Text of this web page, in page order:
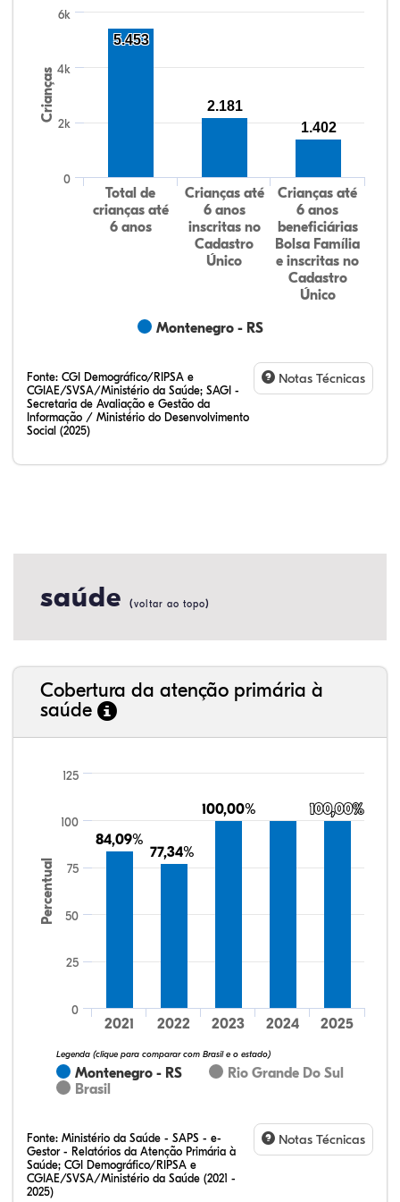
Crianças
Montenegro - RS
Total de
crianças até
6 anos
Crianças até
6 anos
inscritas no
Cadastro
Único
Crianças até
6 anos
beneficiárias
Bolsa Família
e inscritas no
Cadastro
Único
0
2k
4k
6k
5.453
2.181
1.402
Fonte: CGI Demográfico/RIPSA e
CGIAE/SVSA/Ministério da Saúde; SAGI -
Secretaria de Avaliação e Gestão da
Informação / Ministério do Desenvolvimento
Social (2025)
Notas Técnicas
saúde (voltar ao topo)
Cobertura da atenção primária à
saúde
Percentual
84,09%
84,09%
77,34%
77,34%
100,00%
100,00% 100,00%
100,00%
Montenegro - RS
Rio Grande Do Sul
Brasil
Legenda (clique para comparar com Brasil e o estado)
2021 2022 2023 2024 2025
0
25
50
75
100
125
Fonte: Ministério da Saúde - SAPS - e-
Gestor - Relatórios da Atenção Primária à
Saúde; CGI Demográfico/RIPSA e
CGIAE/SVSA/Ministério da Saúde (2021 -
2025)
Notas Técnicas